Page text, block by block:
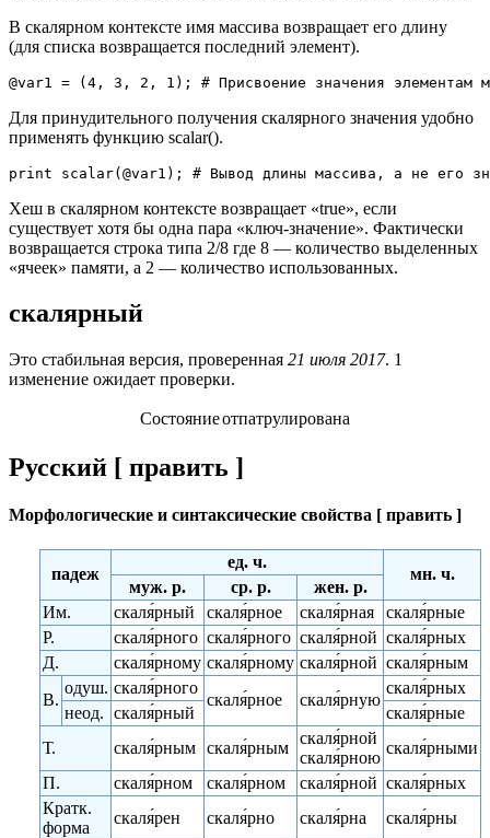
В скалярном контексте имя массива возвращает его длину
(для списка возвращается последний элемент).
@var1 = (4, 3, 2, 1); # Присвоение значения элементам
Для принудительного получения скалярного значения удобно
применять функцию scalar().
print scalar(@var1); # Вывод длины массива, а не его
Хеш в скалярном контексте возвращает «true», если
существует хотя бы одна пара «ключ-значение». Фактически
возвращается строка типа 2/8 где 8 — количество выделенных
«ячеек» памяти, а 2 — количество использованных.
скалярный
Это стабильная версия, проверенная 21 июля 2017. 1
изменение ожидает проверки.
Состояниеотпатрулирована
Русский [ править ]
Морфологические и синтаксические свойства [ править ]
падеж
ед. ч.
мн. ч.
муж. р. ср. р.
жен. р.
Им.
скаля́рный скаля́рное скаля́рная
скаля́рные
Р.
скаля́рного скаля́рного скаля́рной скаля́рных
Д.
скаля́рному скаля́рному скаля́рной скаля́рным
В.
одуш. скаля́рного
скаля́рное скаля́рную
скаля́рных
неод. скаля́рный
скаля́рные
Т.
скаля́рным скаля́рным
скаля́рной
скаля́рною
скаля́рными
П.
скаля́рном скаля́рном скаля́рной скаля́рных
Кратк.
форма
скаля́рен скаля́рно скаля́рна скаля́рны